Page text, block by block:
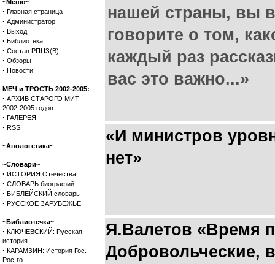
~Меню~
· Главная страница
· Администратор
· Выход
· Библиотека
· Состав РПЦЗ(В)
· Обзоры
· Новости
МЕЧ и ТРОСТЬ 2002-2005:
· АРХИВ СТАРОГО МИТ
2002-2005 годов
· ГАЛЕРЕЯ
· RSS
~Апологетика~
~Словари~
· ИСТОРИЯ Отечества
· СЛОВАРЬ биографий
· БИБЛЕЙСКИЙ словарь
· РУССКОЕ ЗАРУБЕЖЬЕ
~Библиотечка~
· КЛЮЧЕВСКИЙ: Русская
история
· КАРАМЗИН: История Гос.
Рос-го
нашей страны, вы
говорите о том,
каждый раз
вас это важно...»
«И министров
нет»
Я.Валетов «Время
Добровольческие,